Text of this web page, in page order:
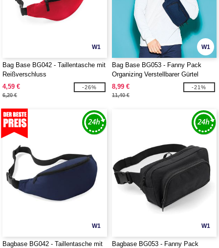
W1
Bag Base BG042 - Taillentasche mit
Reißverschluss
4,59 €
6,20 €
-26%
W1
Bag Base BG053 - Fanny Pack
Organizing Verstellbarer Gürtel
8,99 €
11,40 €
-21%
W1
Bagbase BG042 - Taillentasche mit
W1
Bagbase BG053 - Fanny Pack